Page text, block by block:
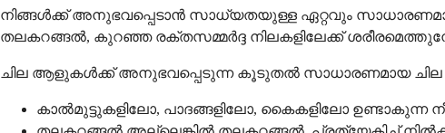
നിങ്ങൾക്ക് അനുഭവപ്പെടാൻ സാധ്യതയുള്ള ഏറ്റവും
തലകറങ്ങൽ, കുറഞ്ഞ രക്തസമ്മർദ്ദ നിലകളിലേക്ക്
ചില ആളുകൾക്ക് അനുഭവപ്പെടുന്ന കൂടുതൽ സാധാരണമായ
കാൽമുട്ടുകളിലോ, പാദങ്ങളിലോ, കൈകളിലോ ഉണ്ടാകുന്ന